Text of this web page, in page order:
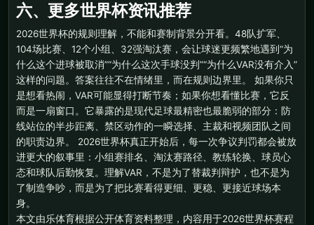
六、更多世界杯资讯推荐
2026世界杯的规则理解，不能和赛制背景分开看。48队扩军、
104场比赛、12个小组、32强淘汰赛，会让球迷更频繁地遇到“为
什么这个进球被取消”“为什么这次手球没判”“为什么VAR没有介入”
这样的问题。答案往往不在情绪里，而在规则边界里。 如果你只
是想看热闹，VAR可能显得打断节奏；如果你想看懂比赛，它反
而是一扇窗口。它暴露的是现代足球最精密也最脆弱的部分：防
线站位的半步距离、禁区动作的一瞬选择、主裁和视频团队之间
的职责边界。 2026世界杯真正开始后，每一次争议判罚都会被放
进更大的叙事里：小组赛排名、淘汰赛路径、教练轮换、球员心
态和球队后勤恢复。理解VAR，不是为了替裁判辩护，也不是为
了制造争吵，而是为了把比赛看得更细、更稳、更接近球场本
身。
本文由乐体育根据公开体育资料整理，内容用于2026世界杯赛程